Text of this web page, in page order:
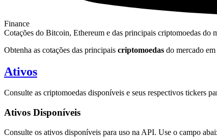
Finance
Cotações do Bitcoin, Ethereum e das principais criptomoedas do
Obtenha as cotações das principais criptomoedas do mercado
Ativos
Consulte as criptomoedas disponíveis e seus respectivos tickers
Ativos Disponíveis
Consulte os ativos disponíveis para uso na API. Use o campo